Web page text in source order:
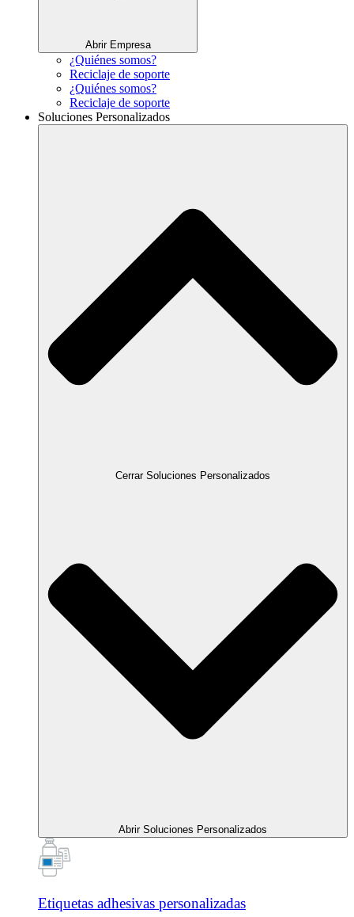
Abrir Empresa
¿Quiénes somos?
Reciclaje de soporte
¿Quiénes somos?
Reciclaje de soporte
Soluciones Personalizados
Cerrar Soluciones Personalizados
Abrir Soluciones Personalizados
Etiquetas adhesivas personalizadas